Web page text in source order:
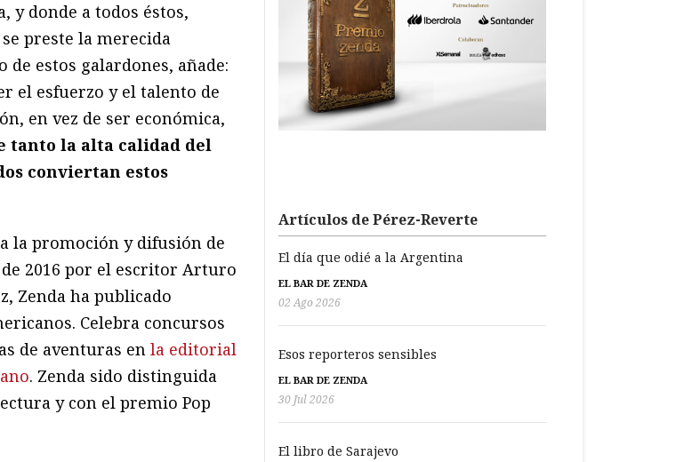
y donde a todos éstos,
preste la merecida
estos galardones, añade:
el esfuerzo y el talento de
en vez de ser económica,
tanto la alta calidad del
conviertan estos
la promoción y difusión de
2016 por el escritor Arturo
Zenda ha publicado
Celebra concursos
de aventuras en la editorial
. Zenda sido distinguida
y con el premio Pop
Artículos de Pérez-Reverte
El día que odié a la Argentina
EL BAR DE ZENDA
02 Ago 2026
Esos reporteros sensibles
EL BAR DE ZENDA
30 Jul 2026
El libro de Sarajevo